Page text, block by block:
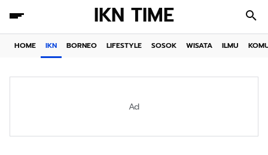
IKN TIME
HOME IKN BORNEO LIFESTYLE SOSOK WISATA ILMU
Ad